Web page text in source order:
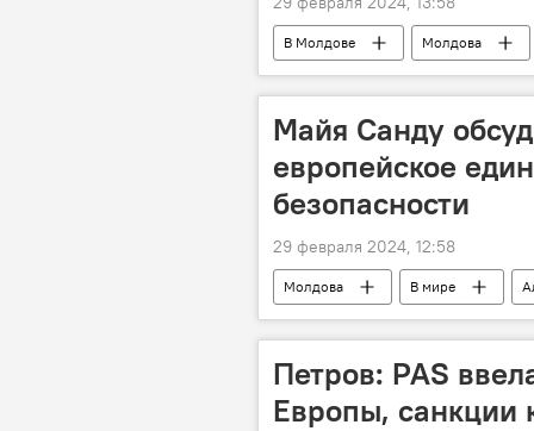
В Молдове Молдова
Майя Санду
европейское
безопасности
29 февраля 2024, 12:58
Молдова В мире
Петров: PAS
Европы, санкции